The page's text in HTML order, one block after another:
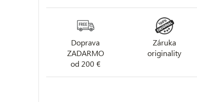
Doprava
ZADARMO
od 200 €
Záruka
originality